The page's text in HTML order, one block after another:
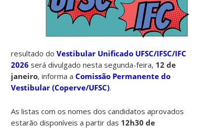
resultado doVestibular Unificado UFSC/IFSC/IFC
2026 será divulgado nesta segunda-feira, 12 de
janeiro, informa aComissão Permanente do
Vestibular (Coperve/UFSC).
As listas com os nomes dos candidatos aprovados
estarão disponíveis a partir das 12h30 de